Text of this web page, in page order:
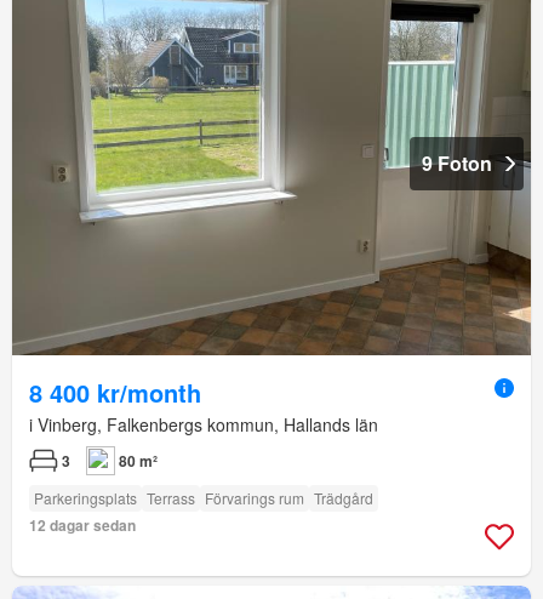
9 Foton
8 400 kr/month
i Vinberg, Falkenbergs kommun, Hallands län
3 80 m²
Parkeringsplats Terrass Förvarings rum Trädgård
12 dagar sedan